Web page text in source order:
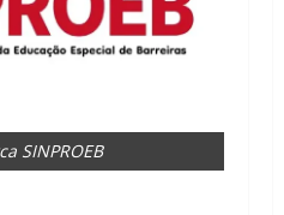
SINPROEB